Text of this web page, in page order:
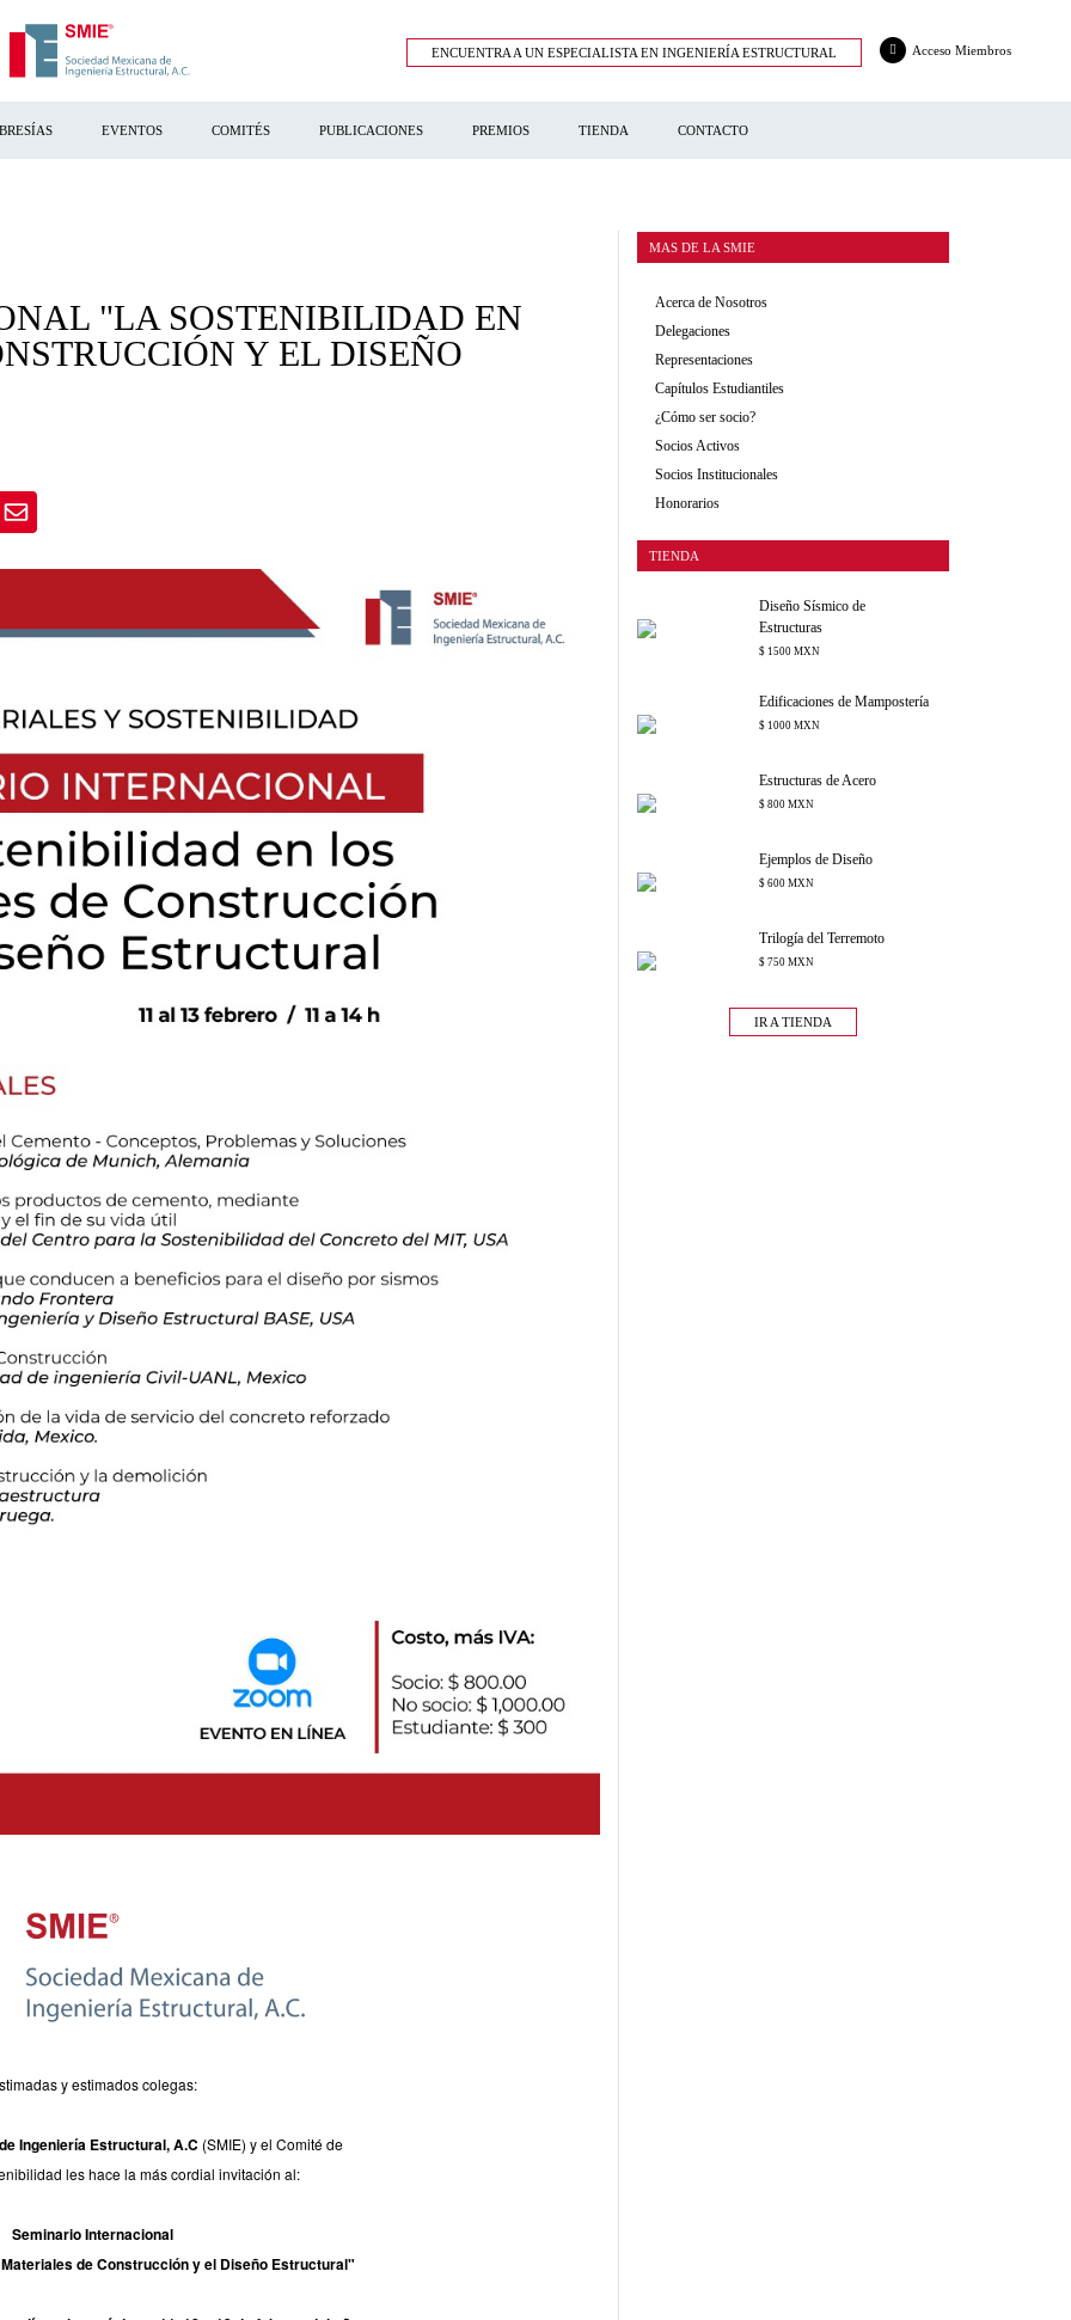
ENCUENTRA A UN ESPECIALISTA EN INGENIERÍA ESTRUCTURAL Acceso Miembros
EVENTOS COMITÉS PUBLICACIONES PREMIOS TIENDA CONTACTO
"LA SOSTENIBILIDAD EN
Y EL DISEÑO
y estimados colegas:
Ingeniería Estructural, A.C (SMIE) y el Comité de
les hace la más cordial invitación al:
Seminario Internacional
de Construcción y el Diseño Estructural"
MAS DE LA SMIE
Acerca de Nosotros
Delegaciones
Representaciones
Capítulos Estudiantiles
¿Cómo ser socio?
Socios Activos
Socios Institucionales
Honorarios
TIENDA
Diseño Sísmico de
Estructuras
$ 1500 MXN
Edificaciones de Mampostería
$ 1000 MXN
Estructuras de Acero
$ 800 MXN
Ejemplos de Diseño
$ 600 MXN
Trilogía del Terremoto
$ 750 MXN
IR A TIENDA